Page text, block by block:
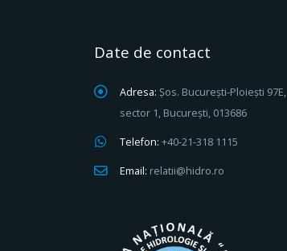
Date de contact
Adresa: Șos. București-Ploiești 97E,
sector 1, București, 013686
Telefon: +40-21-318 1115
Email: relatii@hidro.ro